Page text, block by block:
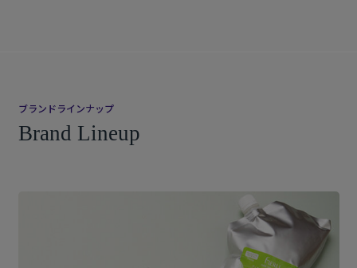
ブランドラインナップ
Brand Lineup